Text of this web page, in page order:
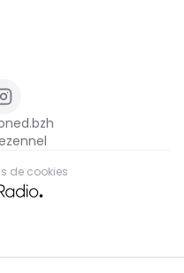
de cookies